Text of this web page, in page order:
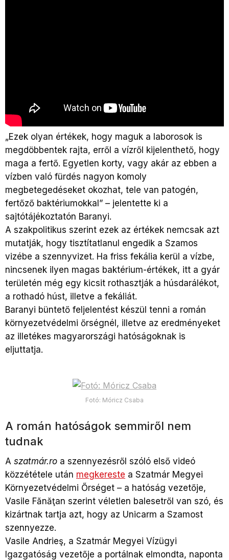
„Ezek olyan értékek, hogy maguk a laborosok is
megdöbbentek rajta, erről a vízről kijelenthető, hogy
maga a fertő. Egyetlen korty, vagy akár az ebben a
vízben való fürdés nagyon komoly
megbetegedéseket okozhat, tele van patogén,
fertőző baktériumokkal” – jelentette ki a
sajtótájékoztatón Baranyi.
A szakpolitikus szerint ezek az értékek nemcsak azt
mutatják, hogy tisztítatlanul engedik a Szamos
vizébe a szennyvizet. Ha friss fekália kerül a vízbe,
nincsenek ilyen magas baktérium-értékek, itt a gyár
területén még egy kicsit rothasztják a húsdarálékot,
a rothadó húst, illetve a fekáliát.
Baranyi büntető feljelentést készül tenni a román
környezetvédelmi őrségnél, illetve az eredményeket
az illetékes magyarországi hatóságoknak is
eljuttatja.
Fotó: Móricz Csaba
A román hatóságok semmiről nem
tudnak
A szatmár.ro a szennyezésről szóló első videó
közzététele után megkereste a Szatmár Megyei
Környezetvédelmi Őrséget – a hatóság vezetője,
Vasile Fănăţan szerint véletlen balesetről van szó, és
kizártnak tartja azt, hogy az Unicarm a Szamost
szennyezze.
Vasile Andrieş, a Szatmár Megyei Vízügyi
Igazgatóság vezetője a portálnak elmondta, naponta